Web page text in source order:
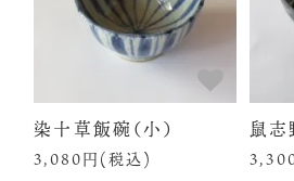
染十草飯碗（小）
3,080円(税込)
鼠志